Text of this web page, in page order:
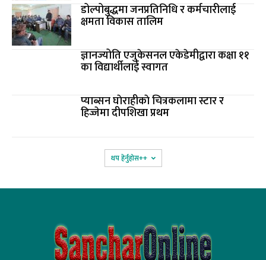
डोल्पोबुद्धमा जनप्रतिनिधि र कर्मचारीलाई
क्षमता विकास तालिम
ज्ञानज्योति एजुकेसनल एकेडेमीद्वारा कक्षा ११
का विद्यार्थीलाई स्वागत
प्याब्सन घाेराहीकाे चित्रकलामा स्टार र
हिज्जेमा दीपशिखा प्रथम
थप हेर्नुहोस‌++